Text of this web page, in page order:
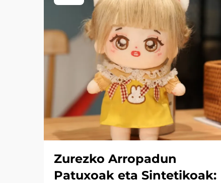
Zurezko Arropadun
Patuxoak eta Sintetikoak: